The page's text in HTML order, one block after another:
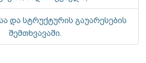
და სტრუქტურის გაუარესების
შემთხვავაში.